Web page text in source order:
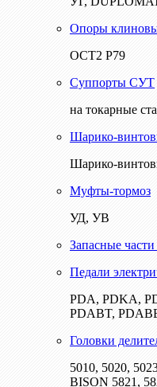
Опоры
ОСТ2 Р79
Суппорты СУТ
на токарные
Шарико-
Шарико-
Муфты-тормоз
УД, УВ
Запасные
Педали
PDA, PDKA,
PDABT,
Головки
5010, 5020,
BISON 5821,